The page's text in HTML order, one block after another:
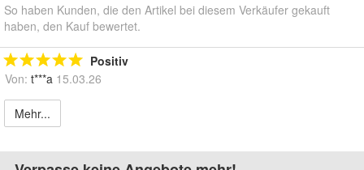
So haben Kunden, die den Artikel bei diesem Verkäufer gekauft
haben, den Kauf bewertet.
Positiv
Von: t***a 15.03.26
Mehr...